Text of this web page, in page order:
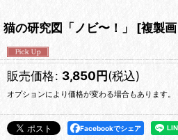
猫の研究図「ノビ〜！」 [複製
販売価格: 3,850円(税込)
オプションにより価格が変わる場合もあります。
Facebookでシェア